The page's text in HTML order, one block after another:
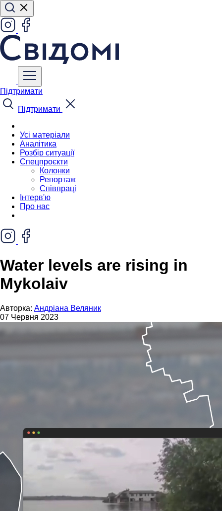
Підтримати
Підтримати
Усі матеріали
Аналітика
Розбір ситуації
Спецпроєкти
Колонки
Репортаж
Співпраці
Інтерв'ю
Про нас
Water levels are rising in
Mykolaiv
Авторка: Андріана Веляник
07 Червня 2023